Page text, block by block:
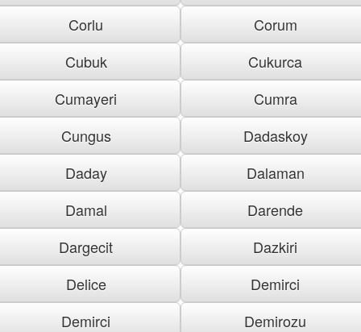
Corlu
Corum
Cubuk
Cukurca
Cumayeri
Cumra
Cungus
Dadaskoy
Daday
Dalaman
Damal
Darende
Dargecit
Dazkiri
Delice
Demirci
Demirci
Demirozu